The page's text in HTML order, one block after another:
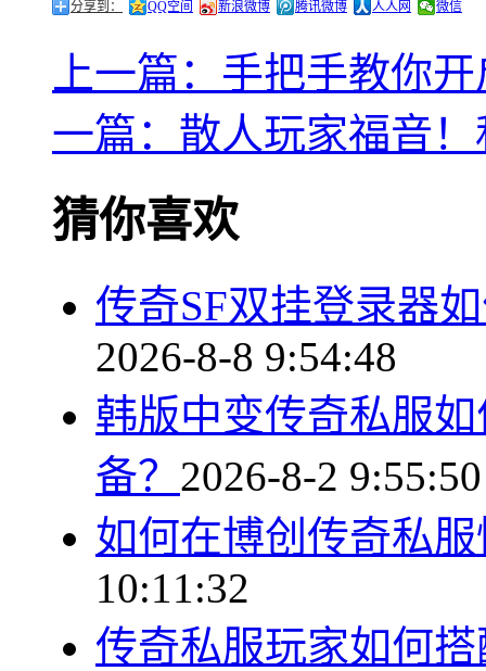
分享到： QQ空间 新浪微博 腾讯微博 人人网 微信
上一篇：手把手教你
一篇：散人玩家福音
猜你喜欢
传奇SF双挂登录器
2026-8-8 9:54:48
韩版中变传奇私服
备？ 2026-8-2 9:55:50
如何在博创传奇私
10:11:32
传奇私服玩家如何